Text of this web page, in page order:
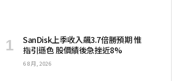
SanDisk上季收入飆3.7倍勝預期 惟
指引遜色 股價績後急挫近8%
6 8 月, 2026